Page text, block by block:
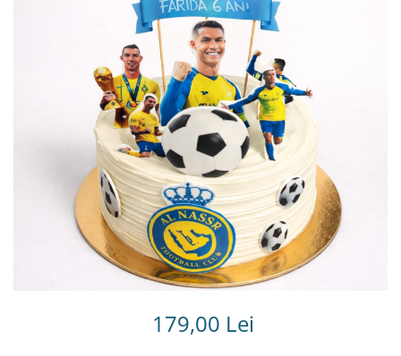
Torturi in frosting- crema pentru
Tortulețe 1.7 kg - 2 kg
179,00 Lei